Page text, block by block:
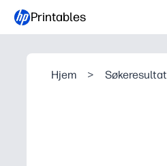
Printables
Hjem > Søkeresultat